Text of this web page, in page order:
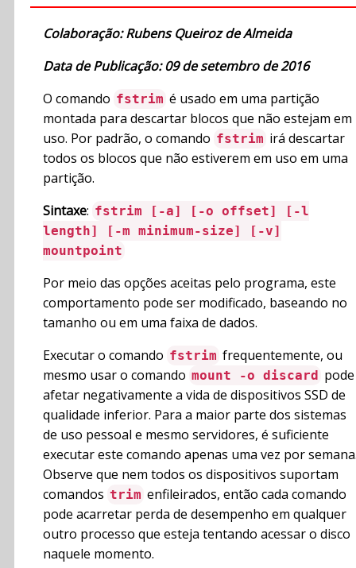
Colaboração: Rubens Queiroz de Almeida
Data de Publicação: 09 de setembro de 2016
O comando fstrim é usado em uma partição
montada para descartar blocos que não estejam em
uso. Por padrão, o comando fstrim irá descartar
todos os blocos que não estiverem em uso em uma
partição.
Sintaxe: fstrim [-a] [-o offset] [-l
length] [-m minimum-size] [-v]
mountpoint
Por meio das opções aceitas pelo programa, este
comportamento pode ser modificado, baseando no
tamanho ou em uma faixa de dados.
Executar o comando fstrim frequentemente, ou
mesmo usar o comando mount -o discard pode
afetar negativamente a vida de dispositivos SSD de
qualidade inferior. Para a maior parte dos sistemas
de uso pessoal e mesmo servidores, é suficiente
executar este comando apenas uma vez por
Observe que nem todos os dispositivos suportam
comandos trim enfileirados, então cada comando
pode acarretar perda de desempenho em qualquer
outro processo que esteja tentando acessar o disco
naquele momento.